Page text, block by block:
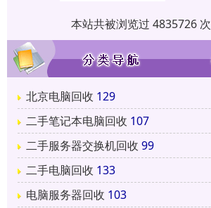
本站共被浏览过 4835726 次
北京电脑回收 129
二手笔记本电脑回收 107
二手服务器交换机回收 99
二手电脑回收 133
电脑服务器回收 103